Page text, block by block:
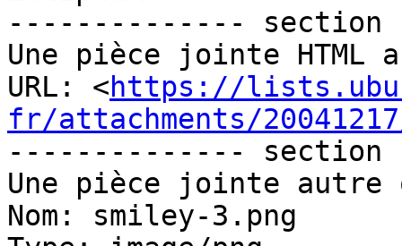
-------------- section
Une pièce jointe
URL: <https://
fr/attachments/
-------------- section
Une pièce jointe
Nom: smiley-3.png